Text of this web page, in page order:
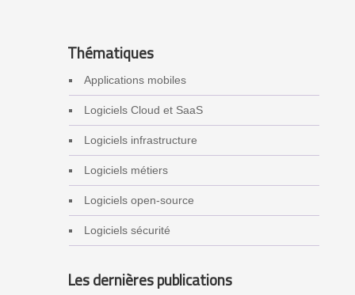
Thématiques
Applications mobiles
Logiciels Cloud et SaaS
Logiciels infrastructure
Logiciels métiers
Logiciels open-source
Logiciels sécurité
Les dernières publications